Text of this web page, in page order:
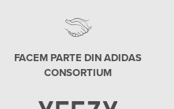
FACEM PARTE DIN ADIDAS
CONSORTIUM